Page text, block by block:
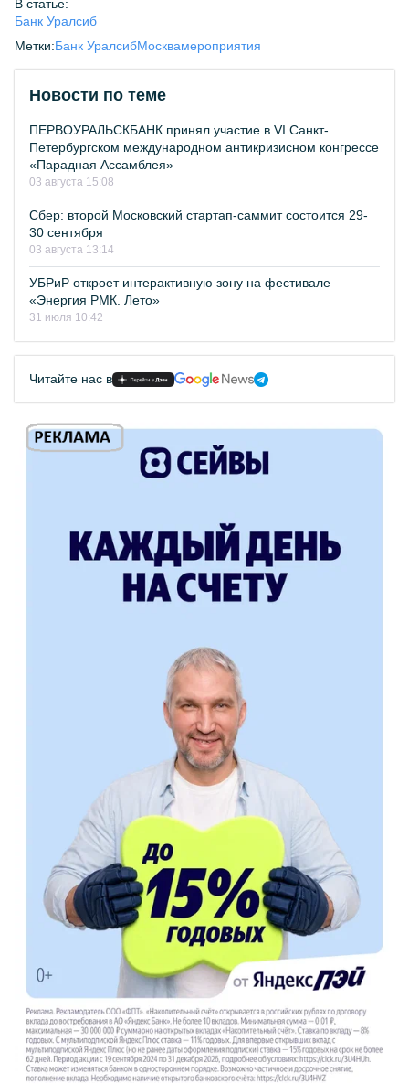
В статье:
Банк Уралсиб
Метки:Банк УралсибМосквамероприятия
Новости по теме
ПЕРВОУРАЛЬСКБАНК принял участие в VI Санкт-
Петербургском международном антикризисном конгрессе
«Парадная Ассамблея»
03 августа 15:08
Сбер: второй Московский стартап-саммит состоится 29-
30 сентября
03 августа 13:14
УБРиР откроет интерактивную зону на фестивале
«Энергия РМК. Лето»
31 июля 10:42
Читайте нас в